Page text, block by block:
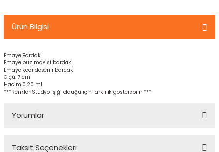
Ürün Bilgisi
Emaye Bardak
Emaye buz mavisi bardak
Emaye kedi desenli bardak
Ölçü: 7 cm
Hacim 0,20 ml
***Renkler Stüdyo ışığı olduğu için farklılık gösterebilir ***
Yorumlar
Taksit Seçenekleri